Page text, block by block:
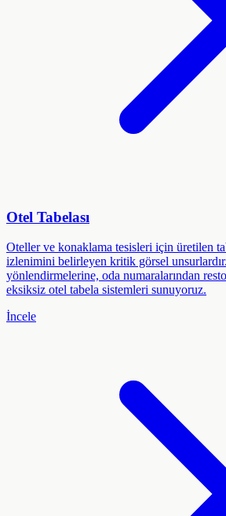
Otel Tabelası
Oteller ve konaklama tesisleri için üretilen
izlenimini belirleyen kritik görsel
yönlendirmelerine, oda numaralarından
eksiksiz otel tabela sistemleri sunuyoruz.
İncele